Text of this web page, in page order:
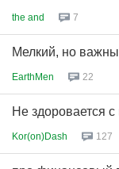
the and 7
Мелкий, но
EarthMen 22
Не здоровается
Kor(on)Dash 127